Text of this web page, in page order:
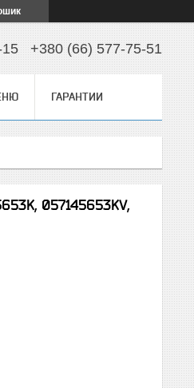
+380 (66) 577-75-51
ГАРАНТИИ
057145653KV,